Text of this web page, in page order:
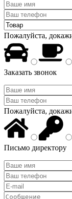
Пожалуйста,
Заказать звонок
Пожалуйста,
Письмо директору